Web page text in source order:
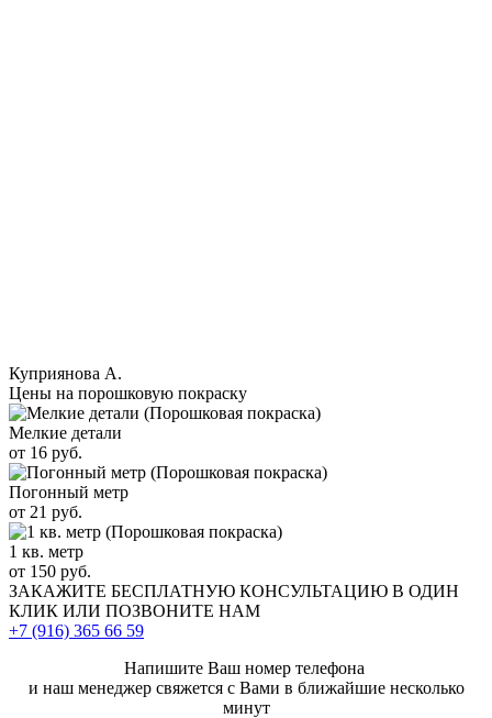
Куприянова А.
Цены на порошковую покраску
Мелкие детали
от 16 руб.
Погонный метр
от 21 руб.
1 кв. метр
от 150 руб.
ЗАКАЖИТЕ БЕСПЛАТНУЮ КОНСУЛЬТАЦИЮ В ОДИН
КЛИК ИЛИ ПОЗВОНИТЕ НАМ
+7 (916) 365 66 59
Напишите Ваш номер телефона
и наш менеджер свяжется с Вами в ближайшие несколько
минут